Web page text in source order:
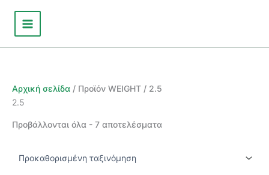
περιεχόμενο
Αρχική σελίδα / Προϊόν WEIGHT / 2.5
2.5
Προβάλλονται όλα - 7 αποτελέσματα